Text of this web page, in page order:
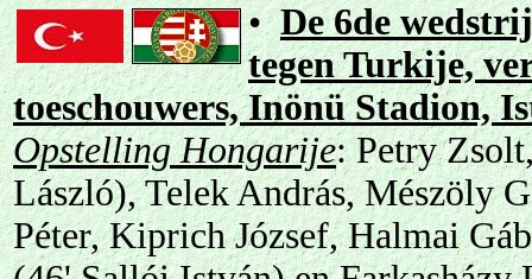
•De 6de
tegen Turkije,
toeschouwers, Inönü Stadion,
Opstelling Hongarije: Petry
László), Telek András, Mészöly
Péter, Kiprich József, Halmai